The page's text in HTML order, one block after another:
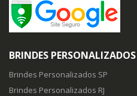
BRINDES PERSONALIZADOS
Brindes Personalizados SP
Brindes Personalizados RJ